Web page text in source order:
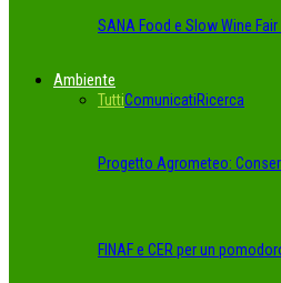
SANA Food e Slow Wine Fair
Ambiente
TuttiComunicatiRicerca
Progetto Agrometeo:
FINAF e CER per un